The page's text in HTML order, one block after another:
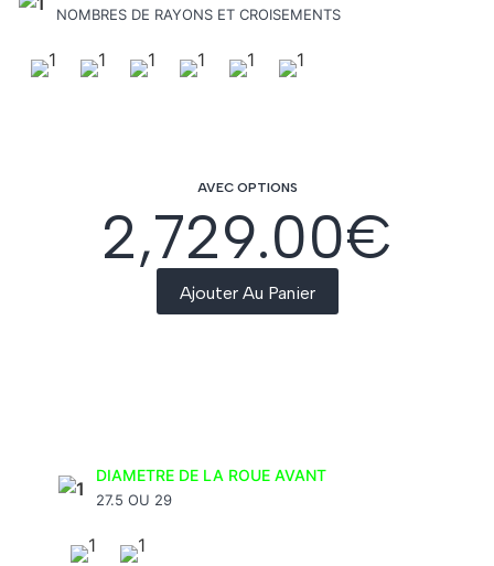
NOMBRES DE RAYONS ET CROISEMENTS
AVEC OPTIONS
2,729.00€
Ajouter Au Panier
DIAMETRE DE LA ROUE AVANT
27.5 OU 29